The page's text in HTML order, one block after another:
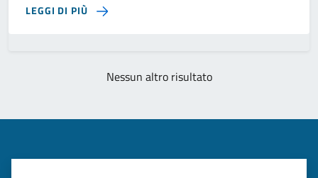
LEGGI DI PIÙ SU MUSEO CASA DERIU
Nessun altro risultato